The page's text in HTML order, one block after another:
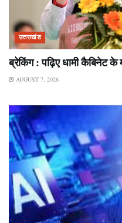
उत्तराखंड
ब्रेकिंग : पढ़िए धामी कैबिनेट
AUGUST 7, 2026